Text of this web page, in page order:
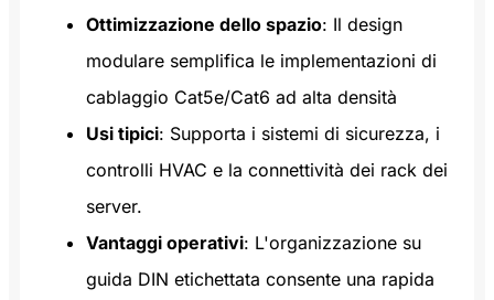
Ottimizzazione dello spazio: Il design
modulare semplifica le implementazioni di
cablaggio Cat5e/Cat6 ad alta densità
Usi tipici: Supporta i sistemi di sicurezza, i
controlli HVAC e la connettività dei rack dei
server.
Vantaggi operativi: L'organizzazione su
guida DIN etichettata consente una rapida